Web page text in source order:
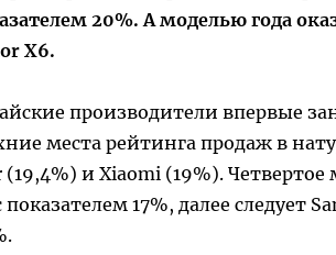
20%. А моделью года
X6.
производители впервые
места рейтинга продаж в
и Xiaomi (19%). Четвертое
17%, далее следует